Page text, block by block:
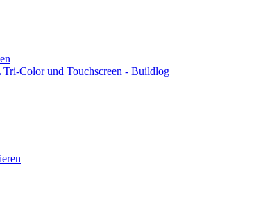
Color und Touchscreen - Buildlog